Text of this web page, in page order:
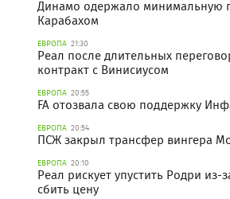
Динамо одержало минимальную
Карабахом
ЕВРОПА 21:30
Реал после длительных
контракт с Винисиусом
ЕВРОПА 20:55
FA отозвала свою поддержку
ЕВРОПА 20:54
ПСЖ закрыл трансфер вингера
ЕВРОПА 20:10
Реал рискует упустить Родри из-
сбить цену